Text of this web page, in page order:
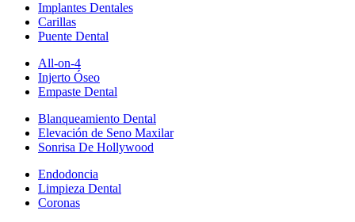
Implantes Dentales
Carillas
Puente Dental
All-on-4
Injerto Óseo
Empaste Dental
Blanqueamiento Dental
Elevación de Seno Maxilar
Sonrisa De Hollywood
Endodoncia
Limpieza Dental
Coronas